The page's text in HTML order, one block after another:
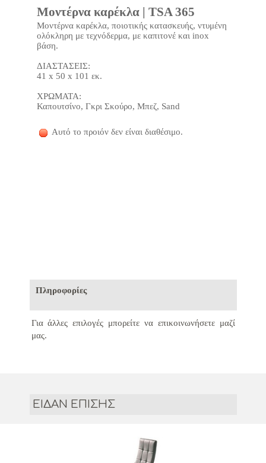
Μοντέρνα καρέκλα | TSA 365
Μοντέρνα καρέκλα, ποιοτικής κατασκευής, ντυμένη
ολόκληρη με τεχνόδερμα, με καπιτονέ και inox
βάση.
ΔΙΑΣΤΑΣΕΙΣ:
41 x 50 x 101 εκ.
ΧΡΩΜΑΤΑ:
Καπουτσίνο, Γκρι Σκούρο, Μπεζ, Sand
Αυτό το προιόν δεν είναι διαθέσιμο.
Πληροφορίες
Για άλλες επιλογές μπορείτε να επικοινωνήσετε μαζί
μας.
ΕΙΔΑΝ ΕΠΙΣΗΣ